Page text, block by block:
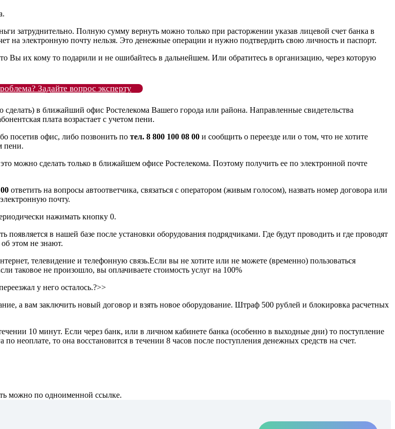
затруднительно. Полную сумму вернуть можно только при расторжении указав лицевой счет банка в
на электронную почту нельзя. Это денежные операции и нужно подтвердить свою личность и паспорт.
Вы их кому то подарили и не ошибайтесь в дальнейшем. Или обратитесь в организацию, через которую
Задайте вопрос эксперту
в ближайший офис Ростелекома Вашего города или района. Направленные свидетельства
плата возрастает с учетом пени.
посетив офис, либо позвонить по тел. 8 800 100 08 00 и сообщить о переезде или о том, что не хотите
пени.
можно сделать только в ближайшем офисе Ростелекома. Поэтому получить ее по электронной почте
ответить на вопросы автоответчика, связаться с оператором (живым голосом), назвать номер договора или
почту.
нажимать кнопку 0.
в нашей базе после установки оборудования подрядчиками. Где будут проводить и где проводят
этом не знают.
телевидение и телефонную связь.Если вы не хотите или не можете (временно) пользоваться
таковое не произошло, вы оплачиваете стоимость услуг на 100%
у него осталось.?>>
а вам заключить новый договор и взять новое оборудование. Штраф 500 рублей и блокировка расчетных
10 минут. Если через банк, или в личном кабинете банка (особенно в выходные дни) то поступление
неоплате, то она восстановится в течении 8 часов после поступления денежных средств на счет.
можно по одноименной ссылке.